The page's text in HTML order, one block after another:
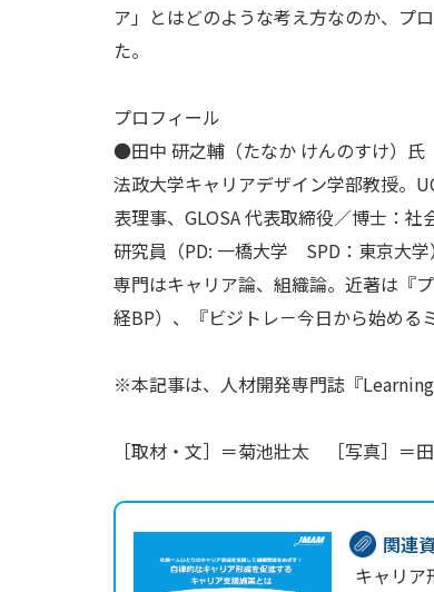
ア」とはどのような考え方なのか、プ
た。
プロフィール
●田中 研之輔（たなか けんのすけ）
法政大学キャリアデザイン学部教授。
表理事、GLOSA 代表取締役／博士：
研究員（PD: 一橋大学 SPD：東京大学
専門はキャリア論、組織論。近著は『
経BP）、『ビジトレ－今日から始める
※本記事は、人材開発専門誌『
［取材・文］＝菊池壯太 ［写真］＝
関連
キャリア